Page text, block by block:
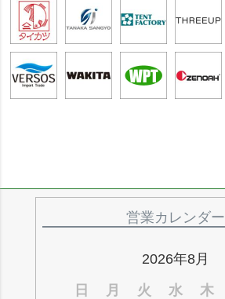
営業カレンダー
2026年8月
日
月 火 水 木